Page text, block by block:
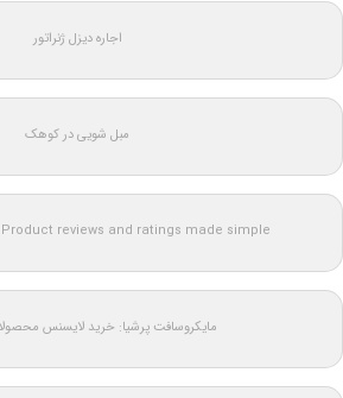
اجاره دیزل ژنراتور
مبل شویی در کوهک
reviews and ratings made simple
مایکروسافت پرشیا: خرید لایسنس